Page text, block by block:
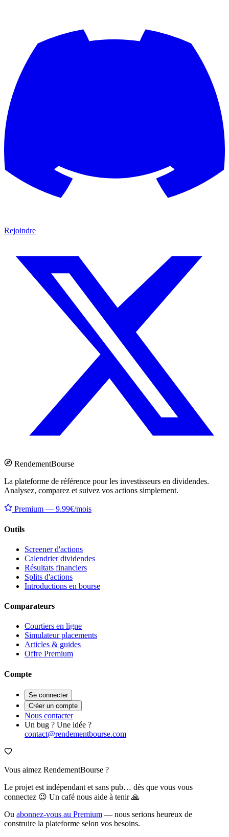
Rejoindre
RendementBourse
La plateforme de référence pour les investisseurs en dividendes.
Analysez, comparez et suivez vos actions simplement.
Premium — 9.99€/mois
Outils
Screener d'actions
Calendrier dividendes
Résultats financiers
Splits d'actions
Introductions en bourse
Comparateurs
Courtiers en ligne
Simulateur placements
Articles & guides
Offre Premium
Compte
Se connecter
Créer un compte
Nous contacter
Un bug ? Une idée ?
contact@rendementbourse.com
Vous aimez RendementBourse ?
Le projet est indépendant et sans pub… dès que vous vous
connectez 😉 Un café nous aide à tenir 🙏
Ou abonnez-vous au Premium — nous serions heureux de
construire la plateforme selon vos besoins.